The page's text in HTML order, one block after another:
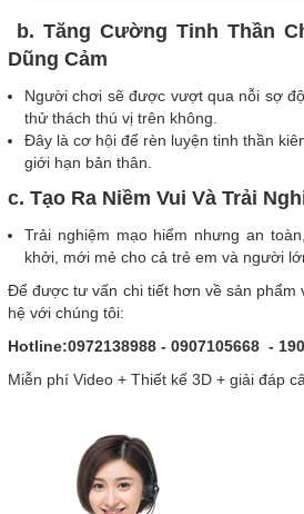
b. Tăng Cường Tinh Thần
Dũng Cảm
Người chơi sẽ được vượt qua nỗi sợ
thử thách thú vị trên không.
Đây là cơ hội để rèn luyện tinh thần
giới hạn bản thân.
c. Tạo Ra Niềm Vui Và Trải
Trải nghiệm mạo hiểm nhưng an
khởi, mới mẻ cho cả trẻ em và người
Để được tư vấn chi tiết hơn về sản phẩm
hệ với chúng tôi:
Hotline:0972138988 - 0907105668 -
Miễn phí Video + Thiết kế 3D + giải đáp